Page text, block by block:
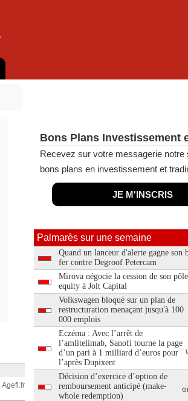
Agefi.fr
Bons Plans Investissement
Recevez sur votre messagerie notre
bons plans en investissement et
JE M'INSCRIS
Palmarès sur une semaine
Quand un lanceur d'alerte gagne son
fer contre Degroof Petercam
Mirova négocie la cession de son
equity à Jolt Capital
Volkswagen bloqué sur un plan de
restructuration menaçant jusqu'à 100
000 emplois
Eczéma : Avec l’arrêt de
l’amlitelimab, Sanofi tourne la page
d’un pari à 1 milliard d’euros pour
l’après Dupixent
Décision d’exercice d’option de
remboursement anticipé (make-
whole redemption)